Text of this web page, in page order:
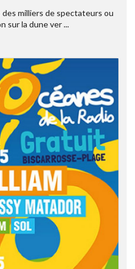
des milliers de spectateurs ou
sur la dune ver ...